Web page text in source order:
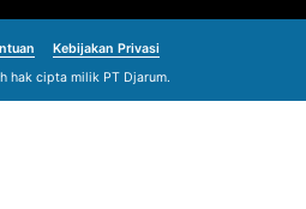
Kebijakan Privasi
hak cipta milik PT Djarum.